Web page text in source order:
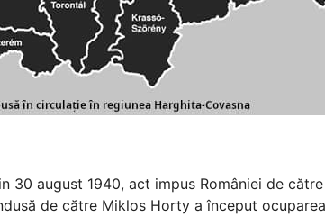
30 august 1940, act impus României de
de către Miklos Horty a început